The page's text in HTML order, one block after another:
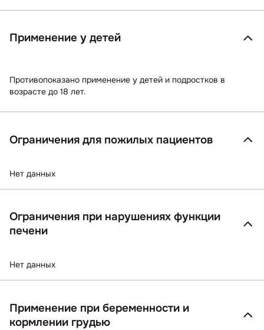
Применение у детей
Противопоказано применение у детей и подростков в
возрасте до 18 лет.
Ограничения для пожилых пациентов
Нет данных
Ограничения при нарушениях функции
печени
Нет данных
Применение при беременности и
кормлении грудью